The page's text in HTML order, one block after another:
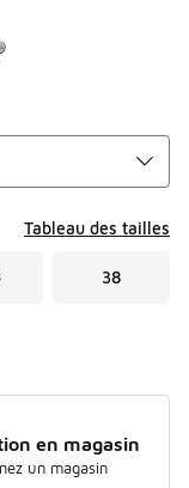
Tableau des tailles
38
en magasin
un magasin